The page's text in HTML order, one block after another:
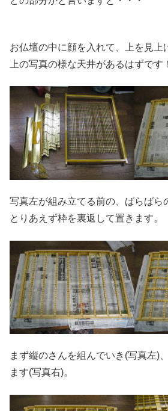
お仏壇の中に顔を入れて、上を見上
上の写真の様な天井があるはずです
写真左が組み立てる前の、ばらばら
とりあえず枠を裏返して置きます。
まず縦のさんを組んでいき(写真左)
ます(写真右)。